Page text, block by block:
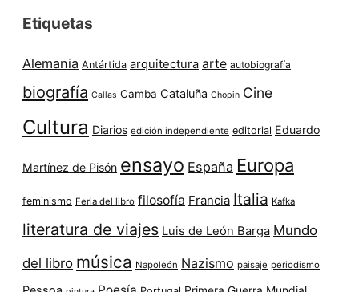
Etiquetas
Alemania Antártida arquitectura arte autobiografía
biografía Callas Camba Cataluña Chopin Cine
Cultura Diarios edición independiente editorial Eduardo
Martínez de Pisón ensayo España Europa
feminismo Feria del libro filosofía Francia Italia Kafka
literatura de viajes Luis de León Barga Mundo
del libro música Napoleón Nazismo paisaje periodismo